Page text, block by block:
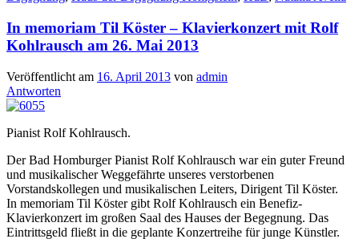
In memoriam Til Köster – Klavierkonzert mit Rolf
Kohlrausch am 26. Mai 2013
Veröffentlicht am 16. April 2013 von admin
Antworten
Pianist Rolf Kohlrausch.
Der Bad Homburger Pianist Rolf Kohlrausch war ein guter Freund
und musikalischer Weggefährte unseres verstorbenen
Vorstandskollegen und musikalischen Leiters, Dirigent Til Köster.
In memoriam Til Köster gibt Rolf Kohlrausch ein Benefiz-
Klavierkonzert im großen Saal des Hauses der Begegnung. Das
Eintrittsgeld fließt in die geplante Konzertreihe für junge Künstler.